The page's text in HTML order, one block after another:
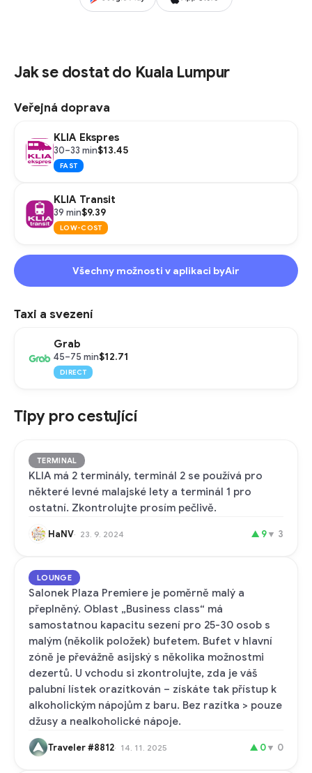
Jak se dostat do Kuala Lumpur
Veřejná doprava
KLIA Ekspres
30–33 min$13.45
FAST
KLIA Transit
39 min$9.39
LOW-COST
Všechny možnosti v aplikaci byAir
Taxi a svezení
Grab
45–75 min$12.71
DIRECT
Tipy pro cestující
TERMINAL
KLIA má 2 terminály, terminál 2 se používá pro
některé levné malajské lety a terminál 1 pro
ostatní. Zkontrolujte prosím pečlivě.
HaNV 23. 9. 2024 ▲ 9▼ 3
LOUNGE
Salonek Plaza Premiere je poměrně malý a
přeplněný. Oblast „Business class“ má
samostatnou kapacitu sezení pro 25-30 osob s
malým (několik položek) bufetem. Bufet v hlavní
zóně je převážně asijský s několika možnostmi
dezertů. U vchodu si zkontrolujte, zda je váš
palubní lístek orazítkován – získáte tak přístup k
alkoholickým nápojům z baru. Bez razítka > pouze
džusy a nealkoholické nápoje.
Traveler #8812 14. 11. 2025 ▲ 0▼ 0